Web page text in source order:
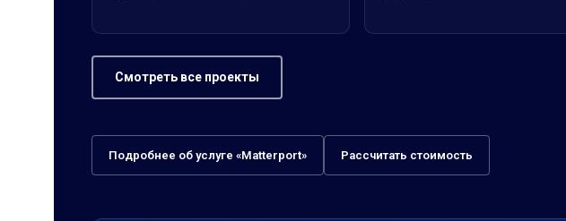
Смотреть все проекты
Подробнее об услуге «Matterport» Рассчитать стоимость